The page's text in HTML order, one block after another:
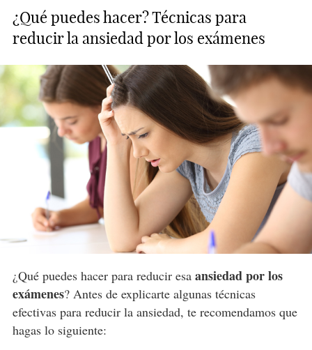
¿Qué puedes hacer? Técnicas para
reducir la ansiedad por los exámenes
¿Qué puedes hacer para reducir esa ansiedad por los
exámenes? Antes de explicarte algunas técnicas
efectivas para reducir la ansiedad, te recomendamos que
hagas lo siguiente: